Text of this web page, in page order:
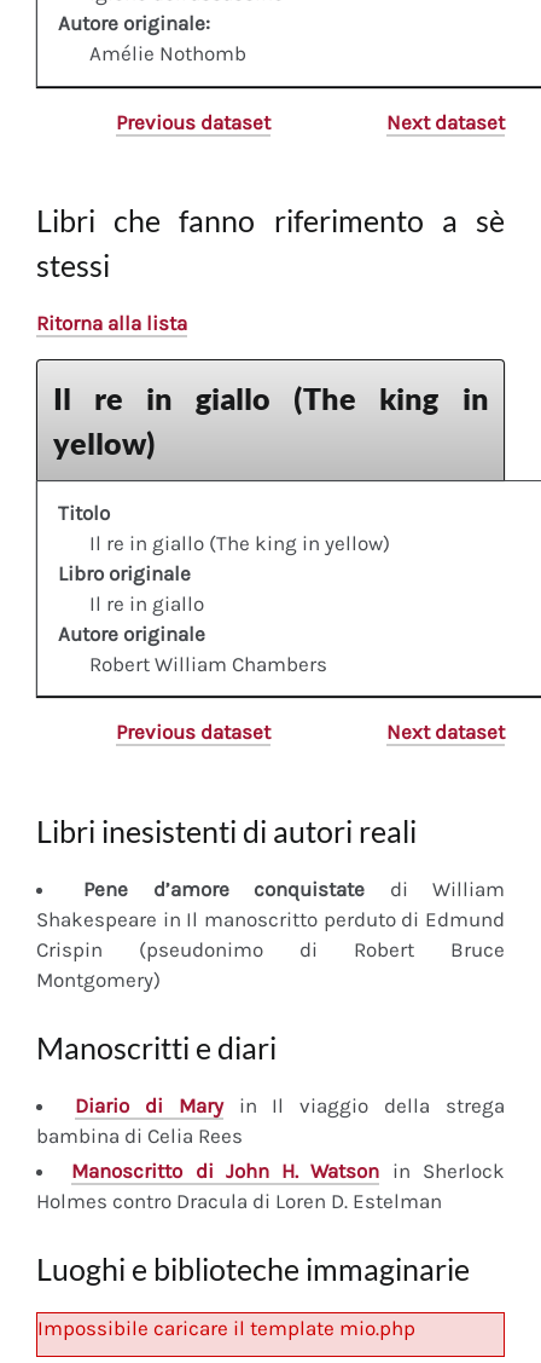
Autore originale:
Amélie Nothomb
Previous dataset Next dataset
Libri che fanno riferimento a sè
stessi
Ritorna alla lista
Il re in giallo (The king in
yellow)
Titolo
Il re in giallo (The king in yellow)
Libro originale
Il re in giallo
Autore originale
Robert William Chambers
Previous dataset Next dataset
Libri inesistenti di autori reali
Pene d’amore conquistate di William
Shakespeare in Il manoscritto perduto di Edmund
Crispin (pseudonimo di Robert Bruce
Montgomery)
Manoscritti e diari
Diariodi Maryin Il viaggio della strega
bambina di Celia Rees
Manoscritto di John H. Watson in Sherlock
Holmes contro Dracula di Loren D. Estelman
Luoghi e biblioteche immaginarie
Impossibile caricare il template mio.php